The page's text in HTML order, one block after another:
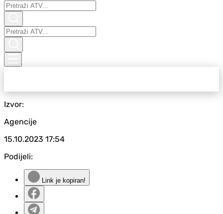
Izvor:
Agencije
15.10.2023 17:54
Podijeli:
Link je kopiran!